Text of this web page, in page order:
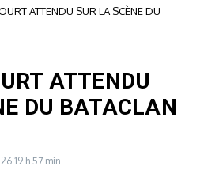
ATTENDU SUR LA SCÈNE DU
ATTENDU
DU BATACLAN
19 h 57 min